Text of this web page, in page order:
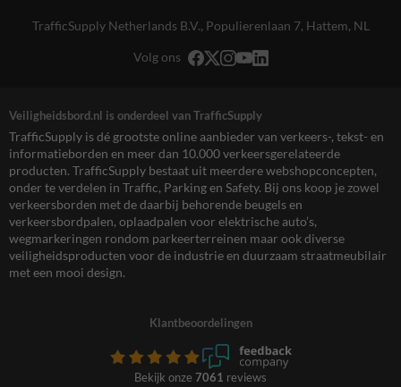
TrafficSupply Netherlands B.V., Populierenlaan 7, Hattem, NL
Volg ons
Veiligheidsbord.nl is onderdeel van TrafficSupply
TrafficSupply is dé grootste online aanbieder van verkeers-, tekst- en
informatieborden en meer dan 10.000 verkeersgerelateerde
producten. TrafficSupply bestaat uit meerdere webshopconcepten,
onder te verdelen in Traffic, Parking en Safety. Bij ons koop je zowel
verkeersborden met de daarbij behorende beugels en
verkeersbordpalen, oplaadpalen voor elektrische auto’s,
wegmarkeringen rondom parkeerterreinen maar ook diverse
veiligheidsproducten voor de industrie en duurzaam straatmeubilair
met een mooi design.
Klantbeoordelingen
Bekijk onze 7061 reviews